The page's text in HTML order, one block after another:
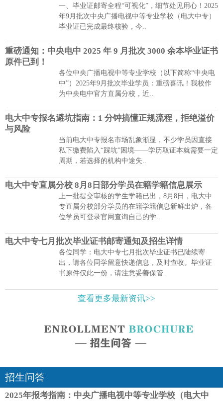
一、毕业证邮寄全程“可视化”，细节处见用心！2025
年9月批次中央广播电视中等专业学校（电大中专）
毕业证已完成最终核验，今..
重磅通知：中央电中 2025 年 9 月批次 3000 余本毕业证书
原件已到！
各位中央广播电视中等专业学校（以下简称“中央电
中”）2025年9月批次毕业学员：重磅喜讯！我校作
为中央电中官方直属分校，近..
电大中专报名避坑指南：1 分钟搞懂正规流程，拒绝溢价
与风险
当前电大中专报名市场乱象渐显，不少学员因直接
私下缴费陷入“踩坑”困境——学历取证本就需要一定
周期，若选择的机构中途失..
电大中专直属分校 8月8日部分学员在籍学籍信息展示
上一批提交审核的学生学籍已出，8月8日，电大中
专直属分校部分学员的在籍学籍信息新鲜出炉，各
位学员可登录官网查询自己的学..
电大中专七月批次毕业证书邮寄通知及招生详情
各位同学：电大中专七月批次毕业证书已陆续寄
出，请各位同学留意快递信息，及时查收。毕业证
书原件仅此一份，请注意妥善保管..
查看更多最新资讯>>
招生问答
2025年报考指南：中央广播电视中等专业学校（电大中